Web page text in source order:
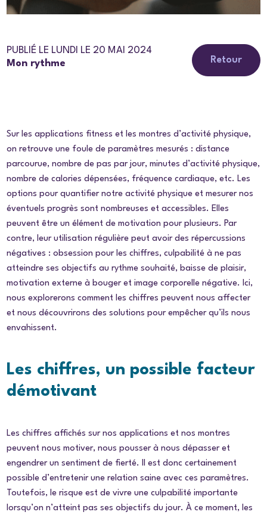
PUBLIÉ LE LUNDI LE 20 MAI 2024
Mon rythme
Retour
Sur les applications fitness et les montres d’activité physique,
on retrouve une foule de paramètres mesurés : distance
parcourue, nombre de pas par jour, minutes d’activité physique,
nombre de calories dépensées, fréquence cardiaque, etc. Les
options pour quantifier notre activité physique et mesurer nos
éventuels progrès sont nombreuses et accessibles. Elles
peuvent être un élément de motivation pour plusieurs. Par
contre, leur utilisation régulière peut avoir des répercussions
négatives : obsession pour les chiffres, culpabilité à ne pas
atteindre ses objectifs au rythme souhaité, baisse de plaisir,
motivation externe à bouger et image corporelle négative. Ici,
nous explorerons comment les chiffres peuvent nous affecter
et nous découvrirons des solutions pour empêcher qu’ils nous
envahissent.
Les chiffres, un possible facteur
démotivant
Les chiffres affichés sur nos applications et nos montres
peuvent nous motiver, nous pousser à nous dépasser et
engendrer un sentiment de fierté. Il est donc certainement
possible d’entretenir une relation saine avec ces paramètres.
Toutefois, le risque est de vivre une culpabilité importante
lorsqu’on n’atteint pas ses objectifs du jour. À ce moment, les